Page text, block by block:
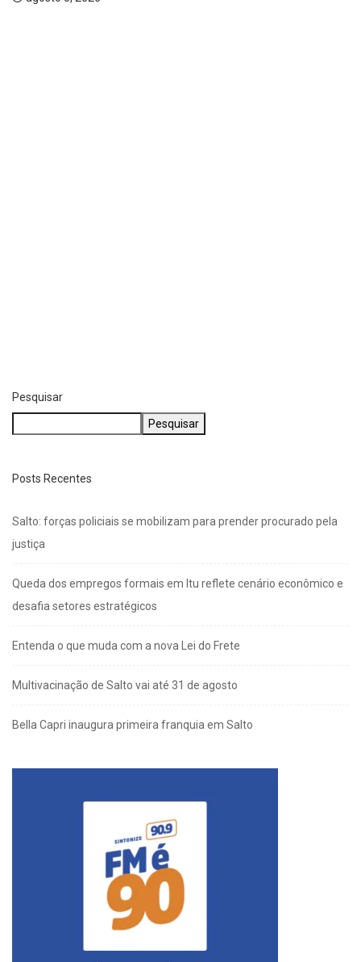
Pesquisar
Pesquisar
Posts Recentes
Salto: forças policiais se mobilizam para prender procurado pela
justiça
Queda dos empregos formais em Itu reflete cenário econômico e
desafia setores estratégicos
Entenda o que muda com a nova Lei do Frete
Multivacinação de Salto vai até 31 de agosto
Bella Capri inaugura primeira franquia em Salto